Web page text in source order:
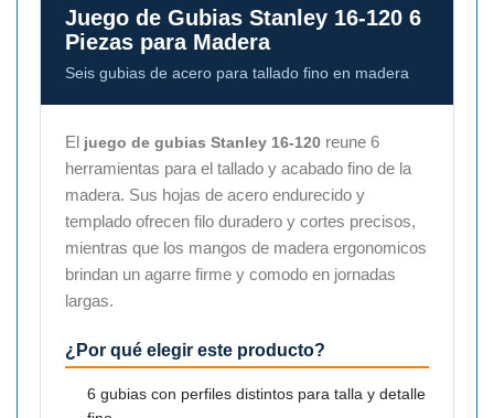
Juego de Gubias Stanley 16-120 6
Piezas para Madera
Seis gubias de acero para tallado fino en madera
El juego de gubias Stanley 16-120 reune 6
herramientas para el tallado y acabado fino de la
madera. Sus hojas de acero endurecido y
templado ofrecen filo duradero y cortes precisos,
mientras que los mangos de madera ergonomicos
brindan un agarre firme y comodo en jornadas
largas.
¿Por qué elegir este producto?
6 gubias con perfiles distintos para talla y detalle